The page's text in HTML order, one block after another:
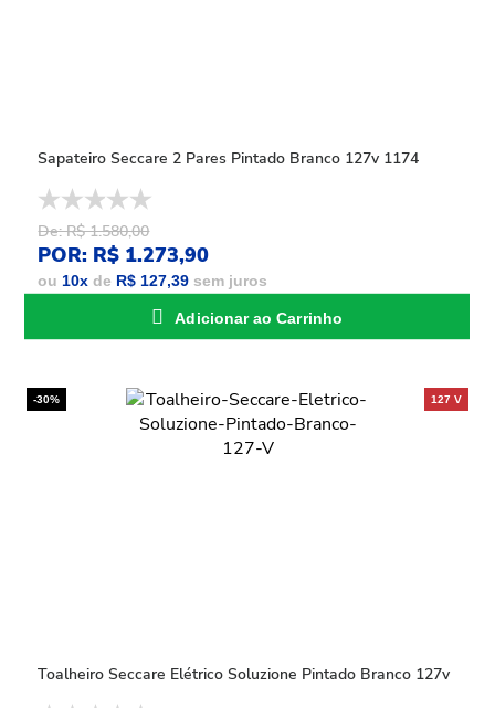
Sapateiro Seccare 2 Pares Pintado Branco 127v 1174
De: R$ 1.580,00
POR: R$ 1.273,90
ou 10x de R$ 127,39 sem juros
Adicionar ao Carrinho
-30%
Toalheiro Seccare Elétrico Soluzione Pintado Branco 127v